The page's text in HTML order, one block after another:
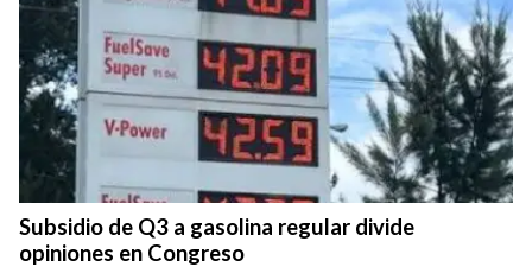
Subsidio de Q3 a gasolina regular divide
opiniones en Congreso